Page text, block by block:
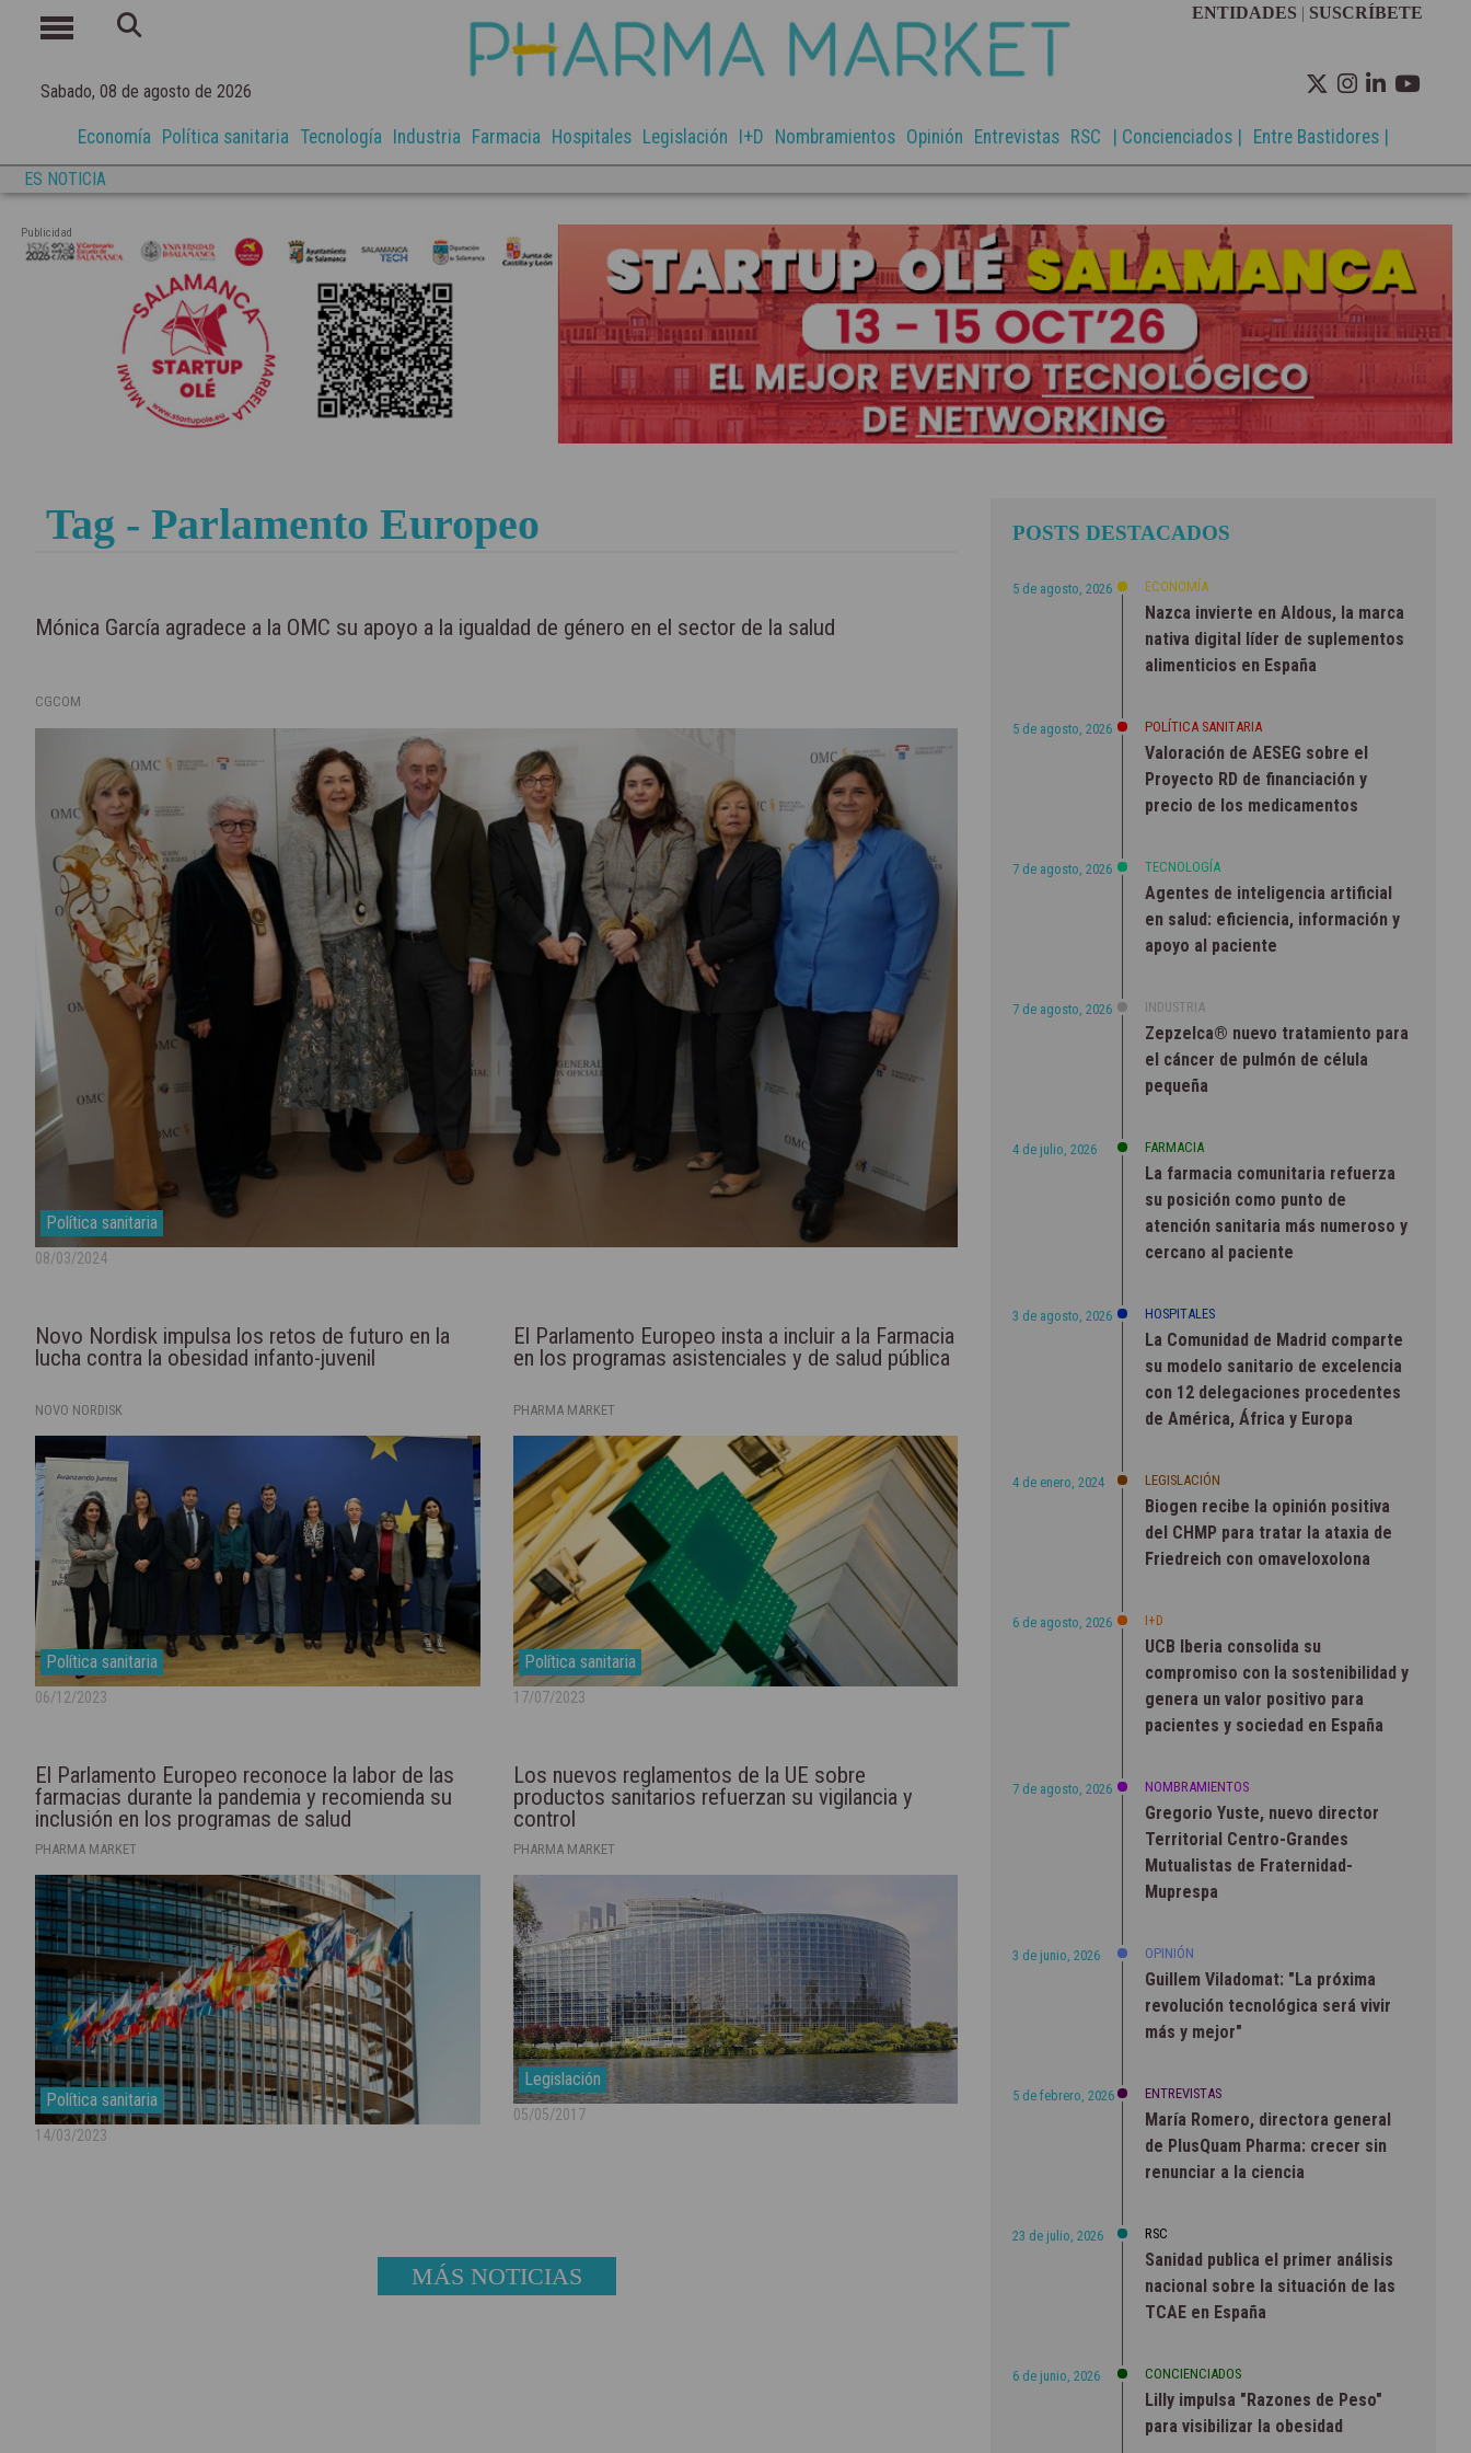
Sabado, 08 de agosto de 2026
ENTIDADES | SUSCRÍBETE
Economía Política sanitaria Tecnología Industria Farmacia Hospitales Legislación I+D Nombramientos Opinión Entrevistas RSC | Concienciados | Entre Bastidores |
ES NOTICIA
Publicidad
Tag - Parlamento Europeo
Mónica García agradece a la OMC su apoyo a la igualdad de género en el sector de la salud
CGCOM
Política sanitaria
08/03/2024
Novo Nordisk impulsa los retos de futuro en la
lucha contra la obesidad infanto-juvenil
NOVO NORDISK
Política sanitaria
06/12/2023
El Parlamento Europeo insta a incluir a la Farmacia
en los programas asistenciales y de salud pública
PHARMA MARKET
Política sanitaria
17/07/2023
El Parlamento Europeo reconoce la labor de las
farmacias durante la pandemia y recomienda su
inclusión en los programas de salud
PHARMA MARKET
Política sanitaria
14/03/2023
Los nuevos reglamentos de la UE sobre
productos sanitarios refuerzan su vigilancia y
control
PHARMA MARKET
Legislación
05/05/2017
MÁS NOTICIAS
POSTS DESTACADOS
5 de agosto, 2026 ECONOMÍA
Nazca invierte en Aldous, la marca
nativa digital líder de suplementos
alimenticios en España
5 de agosto, 2026 POLÍTICA SANITARIA
Valoración de AESEG sobre el
Proyecto RD de financiación y
precio de los medicamentos
7 de agosto, 2026 TECNOLOGÍA
Agentes de inteligencia artificial
en salud: eficiencia, información y
apoyo al paciente
7 de agosto, 2026 INDUSTRIA
Zepzelca® nuevo tratamiento para
el cáncer de pulmón de célula
pequeña
4 de julio, 2026 FARMACIA
La farmacia comunitaria refuerza
su posición como punto de
atención sanitaria más numeroso y
cercano al paciente
3 de agosto, 2026 HOSPITALES
La Comunidad de Madrid comparte
su modelo sanitario de excelencia
con 12 delegaciones procedentes
de América, África y Europa
4 de enero, 2024 LEGISLACIÓN
Biogen recibe la opinión positiva
del CHMP para tratar la ataxia de
Friedreich con omaveloxolona
6 de agosto, 2026 I+D
UCB Iberia consolida su
compromiso con la sostenibilidad y
genera un valor positivo para
pacientes y sociedad en España
7 de agosto, 2026 NOMBRAMIENTOS
Gregorio Yuste, nuevo director
Territorial Centro-Grandes
Mutualistas de Fraternidad-
Muprespa
3 de junio, 2026 OPINIÓN
Guillem Viladomat: "La próxima
revolución tecnológica será vivir
más y mejor"
5 de febrero, 2026 ENTREVISTAS
María Romero, directora general
de PlusQuam Pharma: crecer sin
renunciar a la ciencia
23 de julio, 2026 RSC
Sanidad publica el primer análisis
nacional sobre la situación de las
TCAE en España
6 de junio, 2026 CONCIENCIADOS
Lilly impulsa "Razones de Peso"
para visibilizar la obesidad